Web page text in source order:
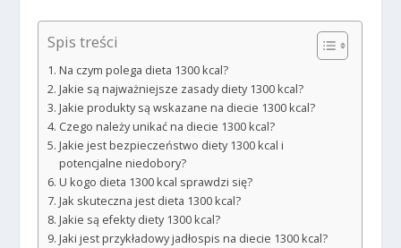
Spis treści
Na czym polega dieta 1300 kcal?
Jakie są najważniejsze zasady diety 1300 kcal?
Jakie produkty są wskazane na diecie 1300 kcal?
Czego należy unikać na diecie 1300 kcal?
Jakie jest bezpieczeństwo diety 1300 kcal i
potencjalne niedobory?
U kogo dieta 1300 kcal sprawdzi się?
Jak skuteczna jest dieta 1300 kcal?
Jakie są efekty diety 1300 kcal?
Jaki jest przykładowy jadłospis na diecie 1300 kcal?